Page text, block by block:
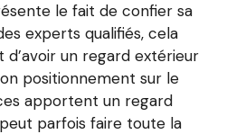
le fait de confier sa
experts qualifiés, cela
un regard extérieur
positionnement sur le
apportent un regard
parfois faire toute la